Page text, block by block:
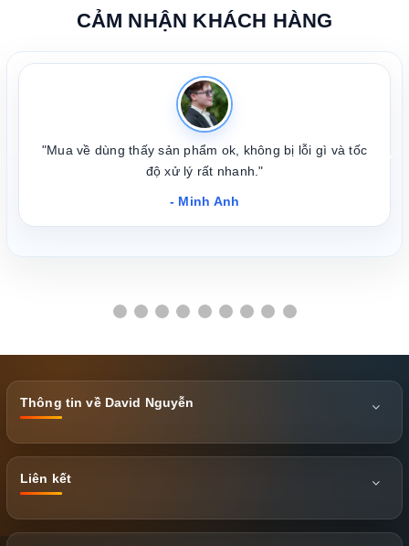
CẢM NHẬN KHÁCH HÀNG
"Mua về dùng thấy sản phẩm ok, không bị lỗi gì và tốc
độ xử lý rất nhanh."
- Minh Anh
❯
Thông tin về David Nguyễn
Liên kết